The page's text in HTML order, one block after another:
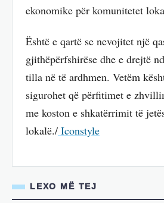
ekonomike për komunitetet
Është e qartë se nevojitet një
gjithëpërfshirëse dhe e drejtë
tilla në të ardhmen. Vetëm
sigurohet që përfitimet e
me koston e shkatërrimit të
lokalë./ Iconstyle
LEXO MË TEJ